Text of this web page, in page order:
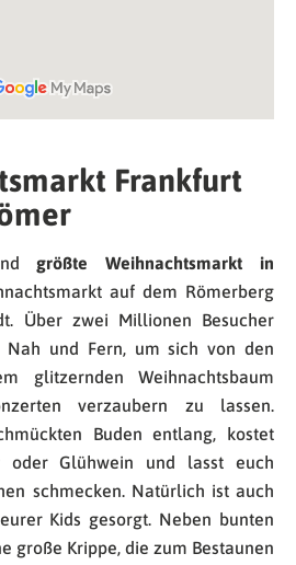
Frankfurt
größte Weihnachtsmarkt in
auf dem Römerberg
Über zwei Millionen Besucher
Nah und Fern, um sich von den
glitzernden Weihnachtsbaum
verzaubern zu lassen.
Buden entlang, kostet
oder Glühwein und lasst euch
schmecken. Natürlich ist auch
Kids gesorgt. Neben bunten
große Krippe, die zum Bestaunen